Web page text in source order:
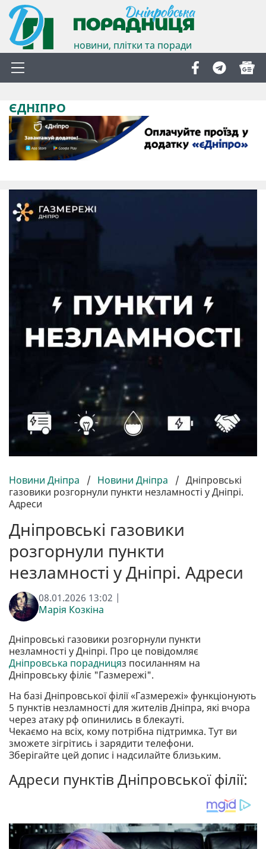
новини, плітки та поради
ЄДНІПРО
Новини Дніпра / Новини Дніпра / Дніпровські
газовики розгорнули пункти незламності у Дніпрі.
Адреси
Дніпровські газовики
розгорнули пункти
незламності у Дніпрі. Адреси
08.01.2026 13:02 |
Марія Козкіна
Дніпровські газовики розгорнули пункти
незламності у Дніпрі. Про це повідомляє
Дніпровська порадницяз посиланням на
Дніпровську філіє "Газмережі".
На базі Дніпровської філії «Газмережі» функціонують
5 пунктів незламності для жителів Дніпра, які вчора
через атаку рф опинились в блекауті.
Чекаємо на всіх, кому потрібна підтримка. Тут ви
зможете зігрітись і зарядити телефони.
Зберігайте цей допис і надсилайте близьким.
Адреси пунктів Дніпровської філії: